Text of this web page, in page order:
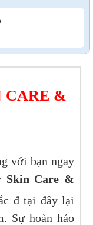
CARE &
với bạn ngay
Skin Care &
đ tại đây lại
Sự hoàn hảo